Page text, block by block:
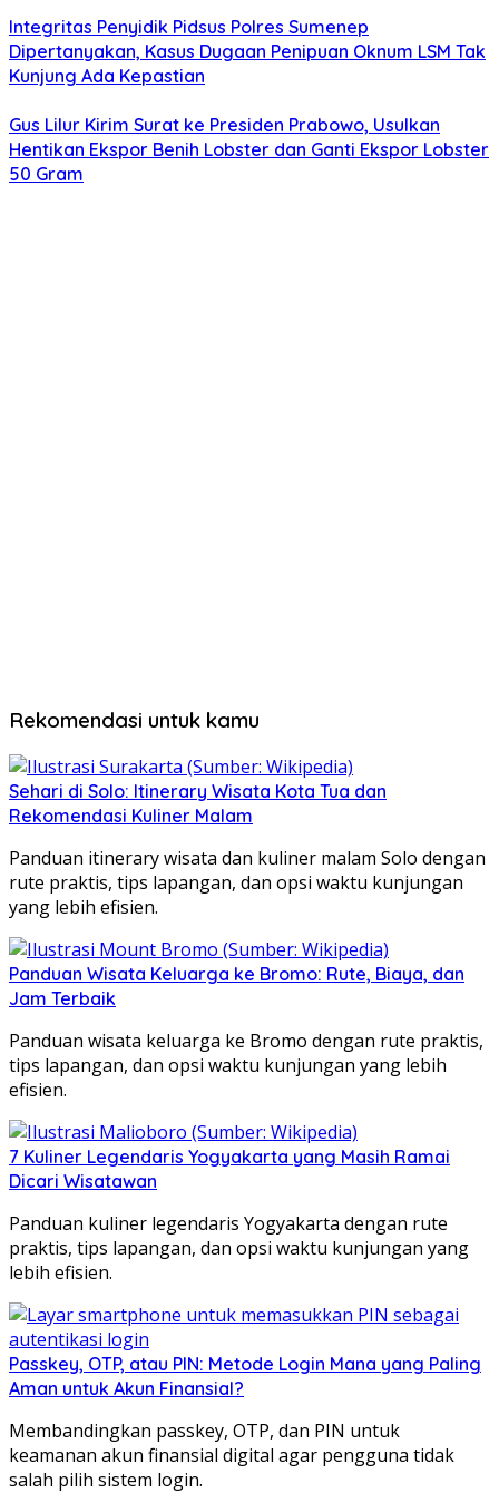
Integritas Penyidik Pidsus Polres Sumenep
Dipertanyakan, Kasus Dugaan Penipuan Oknum LSM Tak
Kunjung Ada Kepastian
Gus Lilur Kirim Surat ke Presiden Prabowo, Usulkan
Hentikan Ekspor Benih Lobster dan Ganti Ekspor Lobster
50 Gram
Rekomendasi untuk kamu
Sehari di Solo: Itinerary Wisata Kota Tua dan
Rekomendasi Kuliner Malam
Panduan itinerary wisata dan kuliner malam Solo dengan
rute praktis, tips lapangan, dan opsi waktu kunjungan
yang lebih efisien.
Panduan Wisata Keluarga ke Bromo: Rute, Biaya, dan
Jam Terbaik
Panduan wisata keluarga ke Bromo dengan rute praktis,
tips lapangan, dan opsi waktu kunjungan yang lebih
efisien.
7 Kuliner Legendaris Yogyakarta yang Masih Ramai
Dicari Wisatawan
Panduan kuliner legendaris Yogyakarta dengan rute
praktis, tips lapangan, dan opsi waktu kunjungan yang
lebih efisien.
Passkey, OTP, atau PIN: Metode Login Mana yang Paling
Aman untuk Akun Finansial?
Membandingkan passkey, OTP, dan PIN untuk
keamanan akun finansial digital agar pengguna tidak
salah pilih sistem login.